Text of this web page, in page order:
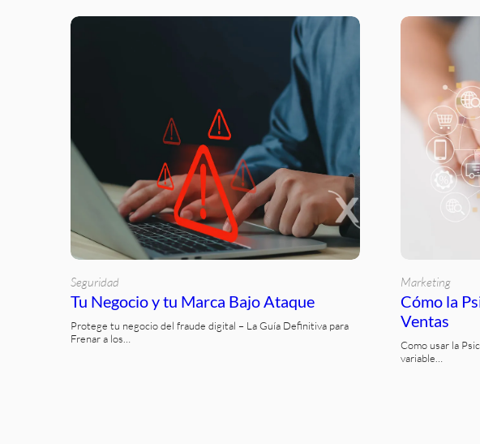
Seguridad
Tu Negocio y tu Marca Bajo Ataque
Protege tu negocio del fraude digital – La Guía Definitiva para
Frenar a los…
Marketing
Cómo la
Ventas
Como usar la
variable…